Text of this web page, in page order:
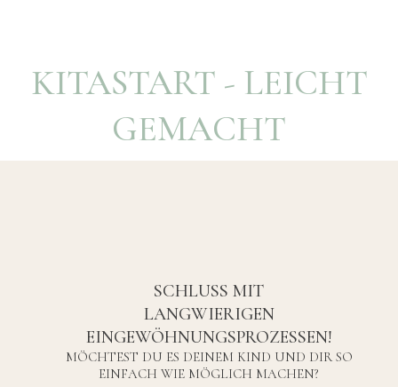
KITASTART - LEICHT
GEMACHT
SCHLUSS MIT
LANGWIERIGEN
EINGEWÖHNUNGSPROZESSEN!
MÖCHTEST DU ES DEINEM KIND UND DIR SO
EINFACH WIE MÖGLICH MACHEN?